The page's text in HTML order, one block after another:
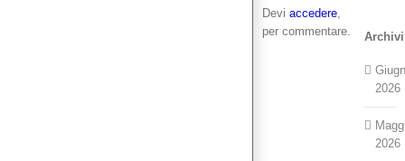
Devi accedere,
per commentare.
Archivi
2026
2026